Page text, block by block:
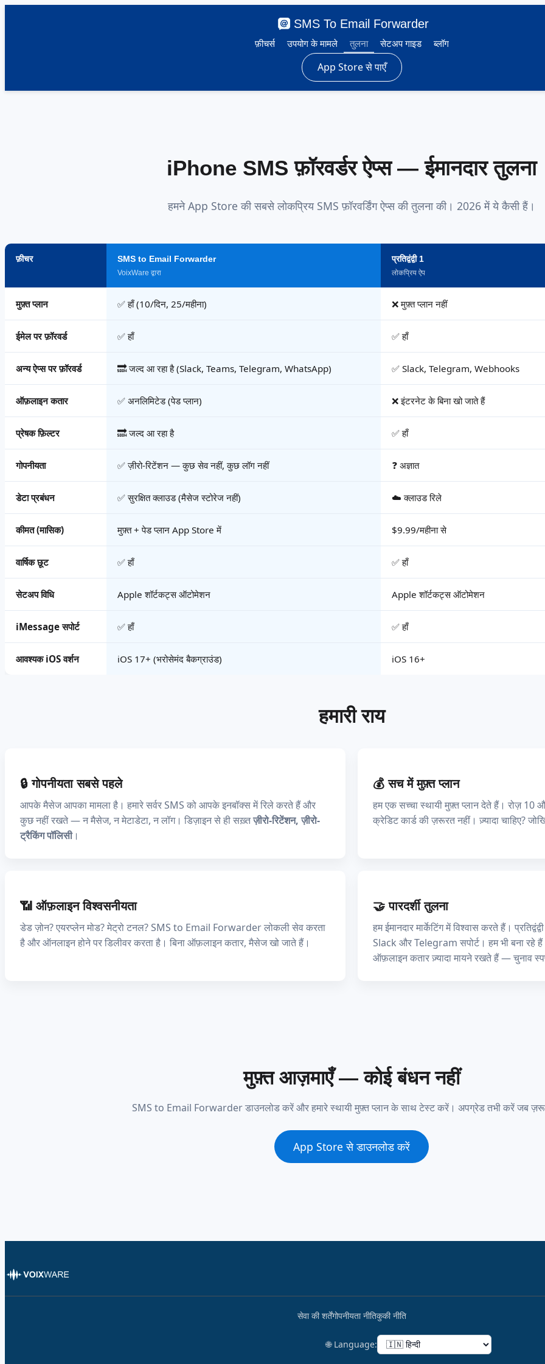
SMS To Email Forwarder
फ़ीचर्स उपयोग के मामले तुलना सेटअप गाइड ब्लॉग
App Store से पाएँ
iPhone SMS फ़ॉरवर्डर ऐप्स — ईमानदार तुलना
हमने App Store की सबसे लोकप्रिय SMS फ़ॉरवर्डिंग ऐप्स की तुलना की। 2026 में ये कैसी हैं।
फ़ीचर SMS to Email Forwarder
VoixWare द्वारा
प्रतिद्वंद्वी 1
लोकप्रिय ऐप
मुफ़्त प्लान ✅ हाँ (10/दिन, 25/महीना) ❌ मुफ़्त प्लान नहीं
ईमेल पर फ़ॉरवर्ड ✅ हाँ ✅ हाँ
अन्य ऐप्स पर फ़ॉरवर्ड 🔜 जल्द आ रहा है (Slack, Teams, Telegram, WhatsApp) ✅ Slack, Telegram, Webhooks
ऑफ़लाइन कतार ✅ अनलिमिटेड (पेड प्लान) ❌ इंटरनेट के बिना खो जाते हैं
प्रेषक फ़िल्टर 🔜 जल्द आ रहा है ✅ हाँ
गोपनीयता ✅ ज़ीरो-रिटेंशन — कुछ सेव नहीं, कुछ लॉग नहीं ❓ अज्ञात
डेटा प्रबंधन ✅ सुरक्षित क्लाउड (मैसेज स्टोरेज नहीं) ☁️ क्लाउड रिले
कीमत (मासिक) मुफ़्त + पेड प्लान App Store में $9.99/महीना से
वार्षिक छूट ✅ हाँ ✅ हाँ
सेटअप विधि Apple शॉर्टकट्स ऑटोमेशन Apple शॉर्टकट्स ऑटोमेशन
iMessage सपोर्ट ✅ हाँ ✅ हाँ
आवश्यक iOS वर्शन iOS 17+ (भरोसेमंद बैकग्राउंड) iOS 16+
हमारी राय
🔒 गोपनीयता सबसे पहले
आपके मैसेज आपका मामला है। हमारे सर्वर SMS को आपके इनबॉक्स में रिले करते हैं और
कुछ नहीं रखते — न मैसेज, न मेटाडेटा, न लॉग। डिज़ाइन से ही सख़्तज़ीरो-रिटेंशन, ज़ीरो-
ट्रैकिंग पॉलिसी।
💰 सच में मुफ़्त प्लान
हम एक सच्चा स्थायी मुफ़्त प्लान देते हैं। रोज़ 10
क्रेडिट कार्ड की ज़रूरत नहीं। ज़्यादा चाहिए?
📶 ऑफ़लाइन विश्वसनीयता
डेड ज़ोन? एयरप्लेन मोड? मेट्रो टनल? SMS to Email Forwarder लोकली सेव करता
है और ऑनलाइन होने पर डिलीवर करता है। बिना ऑफ़लाइन कतार, मैसेज खो जाते हैं।
🤝 पारदर्शी तुलना
हम ईमानदार मार्केटिंग में विश्वास करते हैं।
Slack और Telegram सपोर्ट। हम भी बना रहे
ऑफ़लाइन कतार ज़्यादा मायने रखते हैं — चुनाव
मुफ़्त आज़माएँ — कोई बंधन नहीं
SMS to Email Forwarder डाउनलोड करें और हमारे स्थायी मुफ़्त प्लान के साथ टेस्ट करें। अपग्रेड तभी करें जब
App Store से डाउनलोड करें
सेवा की शर्तेंगोपनीयता नीतिकुकी नीति
🌐 Language: